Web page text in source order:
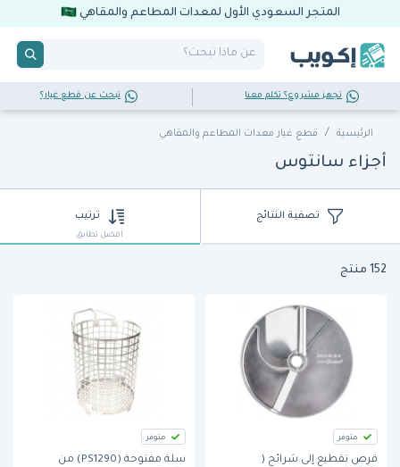
المتجر السعودي الأول لمعدات المطاعم والمقاهي
تجهز مشروع؟ تكلم معنا تبحث عن قطع غيار؟
الرئيسية قطع غيار معدات المطاعم والمقاهي
أجزاء سانتوس
تصفية النتائج ترتيب
أفضل تطابق
152 منتج
متوفر
قرص تقطيع إلى شرائح (
متوفر
سلة مفتوحة (PS1290) من